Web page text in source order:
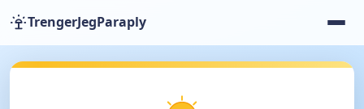
TrengerJegParaply